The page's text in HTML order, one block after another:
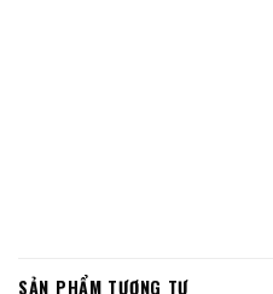
SẢN PHẨM TƯƠNG TỰ